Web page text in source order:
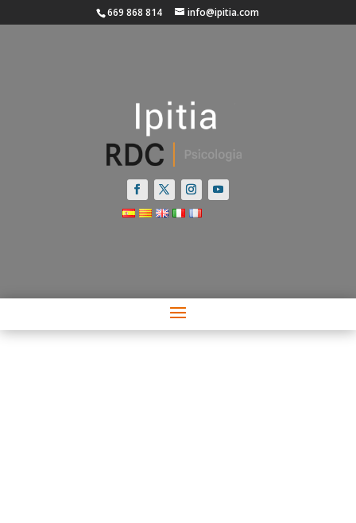
669 868 814 info@ipitia.com